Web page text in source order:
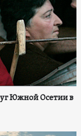
Южной Осетии в